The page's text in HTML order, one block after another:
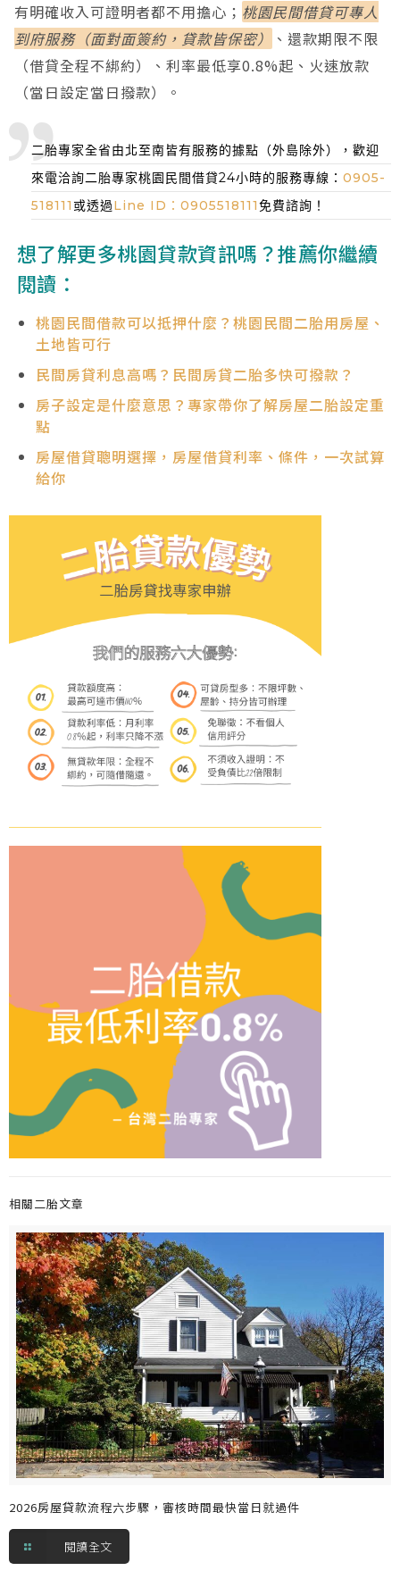
有明確收入可證明者都不用擔心； 桃園民間借貸可專人
到府服務（面對面簽約，貸款皆保密）
、還款期限不限
（借貸全程不綁約）、利率最低享0.8%起、火速放款
（當日設定當日撥款）。
二胎專家全省由北至南皆有服務的據點（外島除外），歡迎
來電洽詢二胎專家桃園民間借貸24小時的服務專線： 0905-
518111 或透過Line ID：0905518111免費諮詢！
想了解更多桃園貸款資訊嗎？推薦你繼續
閱讀：
桃園民間借款可以抵押什麼？桃園民間二胎用房屋、
土地皆可行
民間房貸利息高嗎？民間房貸二胎多快可撥款？
房子設定是什麼意思？專家帶你了解房屋二胎設定重
點
房屋借貸聰明選擇，房屋借貸利率、條件，一次試算
給你
相關二胎文章
2026房屋貸款流程六步驟，審核時間最快當日就過件
閱讀全文